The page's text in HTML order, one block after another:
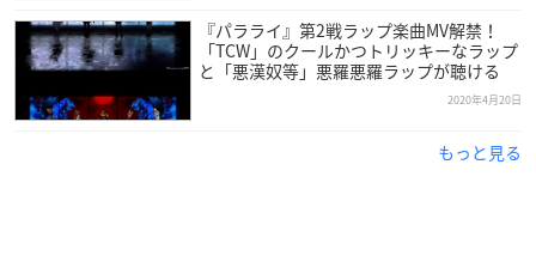
『パラライ』第2戦ラップ楽曲MV解禁！
「TCW」のクールかつトリッキーなラップ
と「悪漢奴等」悪羅悪羅ラップが聴ける
2020年4月20日
もっと見る